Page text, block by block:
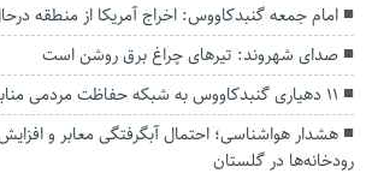
امام جمعه گنبدکاووس: اخراج آمریکا از منطقه
صدای شهروند: تیرهای چراغ برق روشن است
۱۱ دهیاری گنبدکاووس به شبکه حفاظت مردمی منابع طبیعی پیوستند
هشدار هواشناسی؛ احتمال آبگرفتگی معابر و
رودخانه‌ها در گلستان